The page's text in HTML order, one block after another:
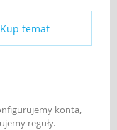
Kup temat
konta,
reguły.